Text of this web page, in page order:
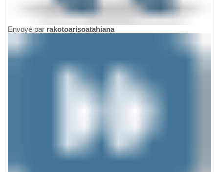
Envoyé par rakotoarisoatahiana